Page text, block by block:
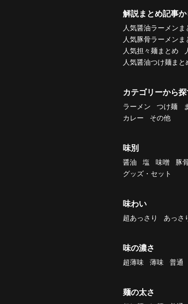
解説まとめ記事
人気醤油ラーメンま
人気豚骨ラーメンま
人気担々麺まとめ
人気醤油つけ麺まと
カテゴリーから
ラーメン つけ麺
カレー
その他
味別
醤油 塩 味噌 豚
グッズ・セット
味わい
超あっさり あっさ
味の濃さ
超薄味 薄味 普通
麺の太さ